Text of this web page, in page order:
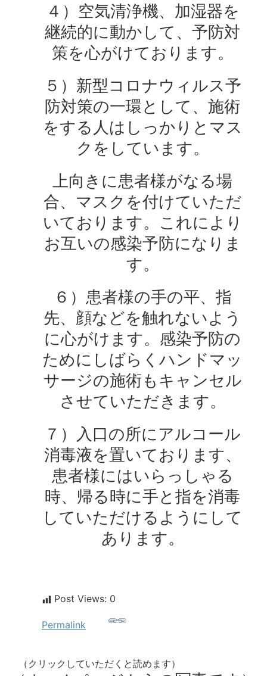
４）空気清浄機、加湿器を
継続的に動かして、予防対
策を心がけております。
５）新型コロナウィルス予
防対策の一環として、施術
をする人はしっかりとマス
クをしています。
上向きに患者様がなる場
合、マスクを付けていただ
いております。これにより
お互いの感染予防になりま
す。
６）患者様の手の平、指
先、顔などを触れないよう
に心がけます。感染予防の
ためにしばらくハンドマッ
サージの施術もキャンセル
させていただきます。
７）入口の所にアルコール
消毒液を置いております、
患者様にはいらっしゃる
時、帰る時に手と指を消毒
していただけるようにして
あります。
Post Views: 0
Permalink
（クリックしていただくと読めます）